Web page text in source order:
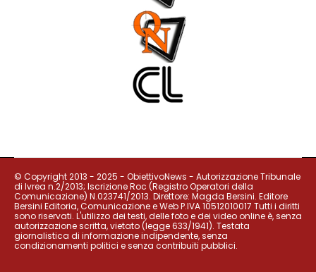
© Copyright 2013 - 2025 - ObiettivoNews - Autorizzazione Tribunale
di Ivrea n.2/2013; Iscrizione Roc (Registro Operatori della
Comunicazione) N.023741/2013. Direttore: Magda Bersini. Editore
Bersini Editoria, Comunicazione e Web P.IVA 10512010017 Tutti i diritti
sono riservati. L'utilizzo dei testi, delle foto e dei video online è, senza
autorizzazione scritta, vietato (legge 633/1941). Testata
giornalistica di informazione indipendente, senza
condizionamenti politici e senza contribuiti pubblici.